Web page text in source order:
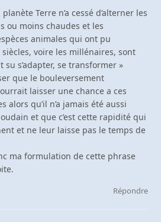
Terre n’a cessé d’alterner les
ou moins chaudes et les
animales qui ont pu
voire les millénaires, sont
su s’adapter, se transformer »
que le bouleversement
laisser une chance a ces
alors qu’il n’a jamais été aussi
et que c’est cette rapidité qui
et ne leur laisse pas le temps de
ma formulation de cette phrase
Répondre